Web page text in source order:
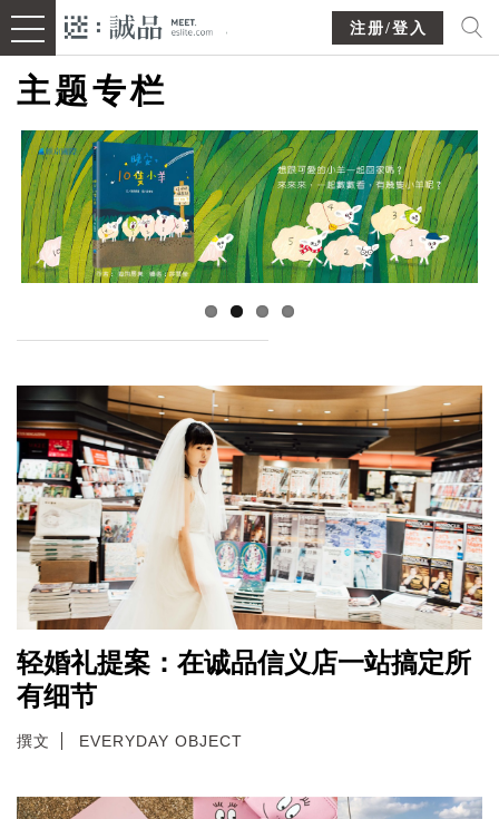
注册/登入
主题专栏
轻婚礼提案：在诚品信义店一站搞定所
有细节
撰文 EVERYDAY OBJECT